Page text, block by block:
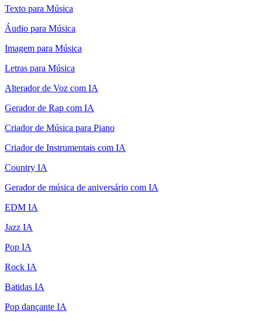
Texto para Música
Áudio para Música
Imagem para Música
Letras para Música
Alterador de Voz com IA
Gerador de Rap com IA
Criador de Música para Piano
Criador de Instrumentais com IA
Country IA
Gerador de música de aniversário com IA
EDM IA
Jazz IA
Pop IA
Rock IA
Batidas IA
Pop dançante IA